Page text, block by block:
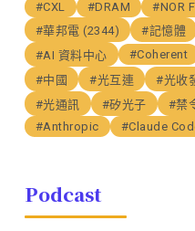
#CXL
#DRAM #NOR
#華邦電 (2344)
#記憶體
#AI 資料中心
#Coherent
#中國
#光互連
#光收
#光通訊
#矽光子 #禁
#Anthropic
#Claude
Podcast